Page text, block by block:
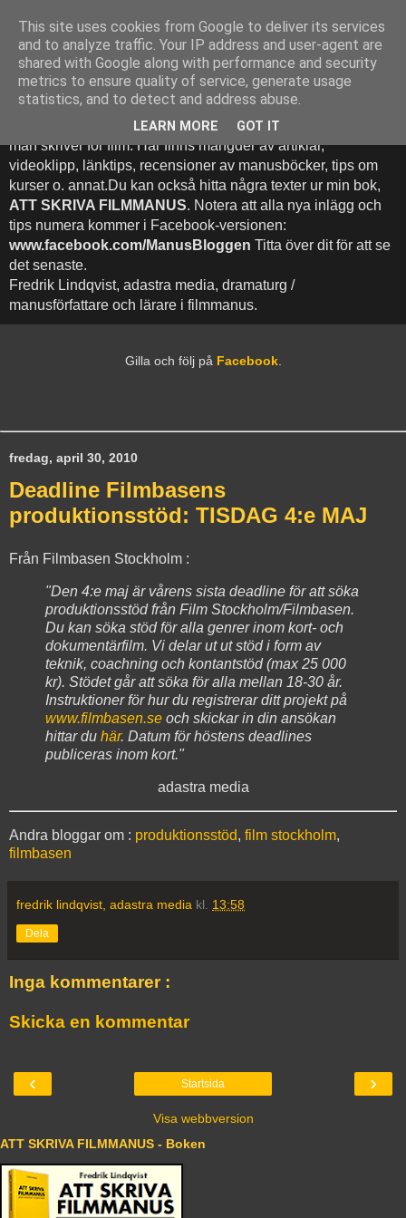
Att Skriva Filmmanus -
Bloggen
Denna blogg inehhåller runt 500 (!) inlägg med fokus på hur
man skriver för film. Här finns mängder av artiklar,
videoklipp, länktips, recensioner av manusböcker, tips om
kurser o. annat.Du kan också hitta några texter ur min bok,
ATT SKRIVA FILMMANUS. Notera att alla nya inlägg och
tips numera kommer i Facebook-versionen:
www.facebook.com/ManusBloggen Titta över dit för att se
det senaste.
Fredrik Lindqvist, adastra media, dramaturg /
manusförfattare och lärare i filmmanus.
Gilla och följ på Facebook.
fredag, april 30, 2010
Deadline Filmbasens
produktionsstöd: TISDAG 4:e MAJ
Från Filmbasen Stockholm :
"Den 4:e maj är vårens sista deadline för att söka
produktionsstöd från Film Stockholm/Filmbasen.
Du kan söka stöd för alla genrer inom kort- och
dokumentärfilm. Vi delar ut ut stöd i form av
teknik, coachning och kontantstöd (max 25 000
kr). Stödet går att söka för alla mellan 18-30 år.
Instruktioner för hur du registrerar ditt projekt på
www.filmbasen.se och skickar in din ansökan
hittar du här. Datum för höstens deadlines
publiceras inom kort."
adastra media
Andra bloggar om : produktionsstöd, film stockholm,
filmbasen
fredrik lindqvist, adastra media kl. 13:58
Dela
Inga kommentarer :
Skicka en kommentar
‹ ›
Startsida
Visa webbversion
ATT SKRIVA FILMMANUS - Boken
This site uses cookies from Google to deliver its services
and to analyze traffic. Your IP address and user-agent are
shared with Google along with performance and security
metrics to ensure quality of service, generate usage
statistics, and to detect and address abuse.
LEARN MORE GOT IT